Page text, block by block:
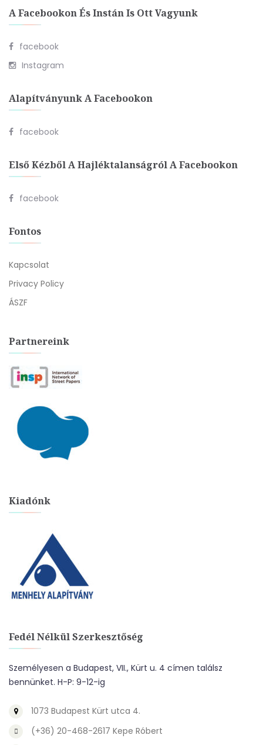
A Facebookon És Instán Is Ott Vagyunk
facebook
Instagram
Alapítványunk A Facebookon
facebook
Első Kézből A Hajléktalanságról A Facebookon
facebook
Fontos
Kapcsolat
Privacy Policy
ÁSZF
Partnereink
Kiadónk
Fedél Nélkül Szerkesztőség
Személyesen a Budapest, VII., Kürt u. 4 címen találsz
bennünket. H-P: 9-12-ig
1073 Budapest Kürt utca 4.
(+36) 20-468-2617 Kepe Róbert